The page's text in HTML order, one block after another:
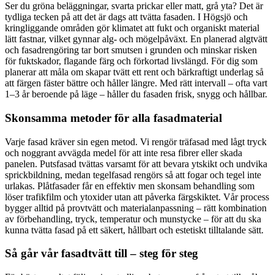
Ser du gröna beläggningar, svarta prickar eller matt, grå yta? Det är
tydliga tecken på att det är dags att tvätta fasaden. I Högsjö och
kringliggande områden gör klimatet att fukt och organiskt material
lätt fastnar, vilket gynnar alg- och mögelpåväxt. En planerad algtvätt
och fasadrengöring tar bort smutsen i grunden och minskar risken
för fuktskador, flagande färg och förkortad livslängd. För dig som
planerar att måla om skapar tvätt ett rent och bärkraftigt underlag så
att färgen fäster bättre och håller längre. Med rätt intervall – ofta vart
1–3 år beroende på läge – håller du fasaden frisk, snygg och hållbar.
Skonsamma metoder för alla fasadmaterial
Varje fasad kräver sin egen metod. Vi rengör träfasad med lågt tryck
och noggrant avvägda medel för att inte resa fibrer eller skada
panelen. Putsfasad tvättas varsamt för att bevara ytskikt och undvika
sprickbildning, medan tegelfasad rengörs så att fogar och tegel inte
urlakas. Plåtfasader får en effektiv men skonsam behandling som
löser trafikfilm och ytoxider utan att påverka färgskiktet. Vår process
bygger alltid på provtvätt och materialanpassning – rätt kombination
av förbehandling, tryck, temperatur och munstycke – för att du ska
kunna tvätta fasad på ett säkert, hållbart och estetiskt tilltalande sätt.
Så går vår fasadtvätt till – steg för steg